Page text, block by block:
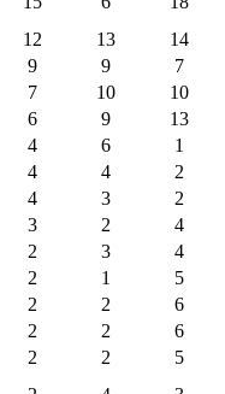
12 13
14
9 9
7
7 10
10
6 9
13
4 6
1
4 4
2
4 3
2
3 2
4
2 3
4
2 1
5
2 2
6
2 2
6
2 2
5